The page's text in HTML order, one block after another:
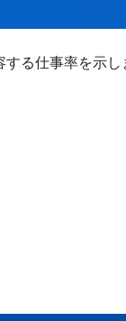
る仕事率を示し